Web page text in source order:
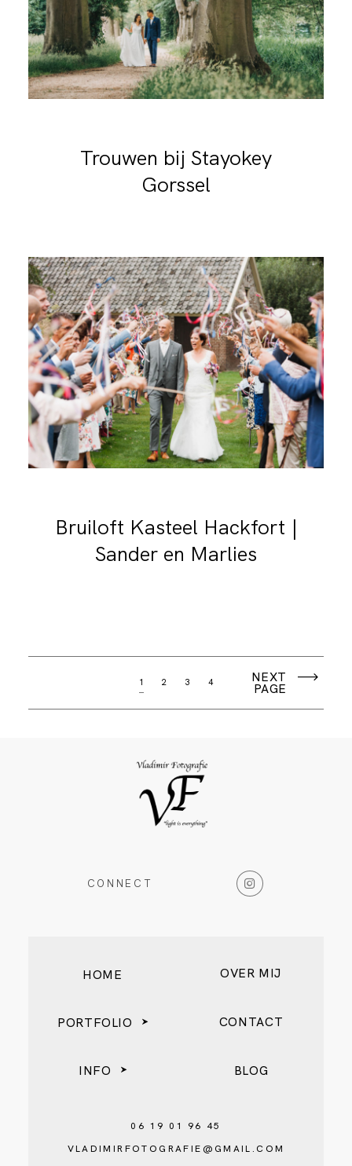
Trouwen bij Stayokey
Gorssel
Bruiloft Kasteel Hackfort |
Sander en Marlies
1 2 3 4 NEXT
PAGE
06 19 01 96 45
HOME
PORTFOLIO
INFO
OVER MIJ
CONTACT
BLOG
VLADIMIRFOTOGRAFIE@GMAIL.COM
CONNECT